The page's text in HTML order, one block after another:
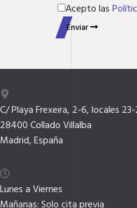
Acepto las
Enviar
C/ Playa Frexeira, 2-6, locales
28400 Collado Villalba
Madrid, España
Lunes a Viernes
Mañanas: Solo cita previa